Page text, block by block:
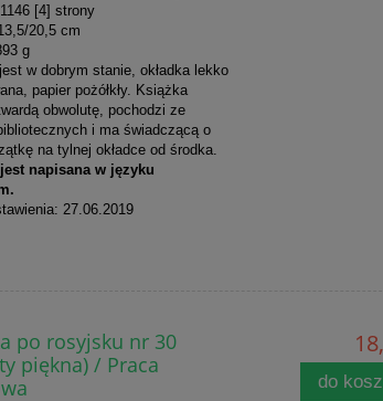
[4] strony
20,5 cm
g
w dobrym stanie, okładka lekko
papier pożółkły. Książka
obwolutę, pochodzi ze
i ma świadczącą o
na tylnej okładce od środka.
napisana w języku
27.06.2019
po rosyjsku nr 30
piękna) / Praca
do